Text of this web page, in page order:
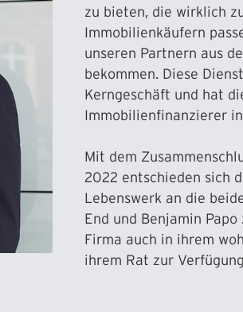
zu bieten, die wirklich
Immobilienkäufern
unseren Partnern aus
bekommen. Diese
Kerngeschäft und hat
Immobilienfinanzierer
Mit dem
2022 entschieden sich
Lebenswerk an die
End und Benjamin
Firma auch in ihrem
ihrem Rat zur